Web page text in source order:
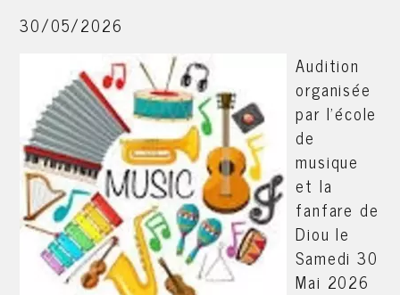
30/05/2026
Audition
organisée
par l'école
de
musique
et la
fanfare de
Diou le
Samedi 30
Mai 2026